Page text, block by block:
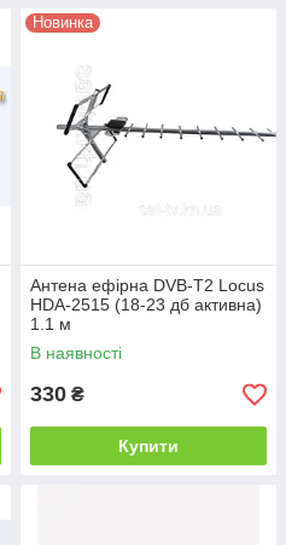
Новинка
Антена ефірна DVB-T2 Locus
HDA-2515 (18-23 дб активна)
1.1 м
В наявності
330 ₴
Купити